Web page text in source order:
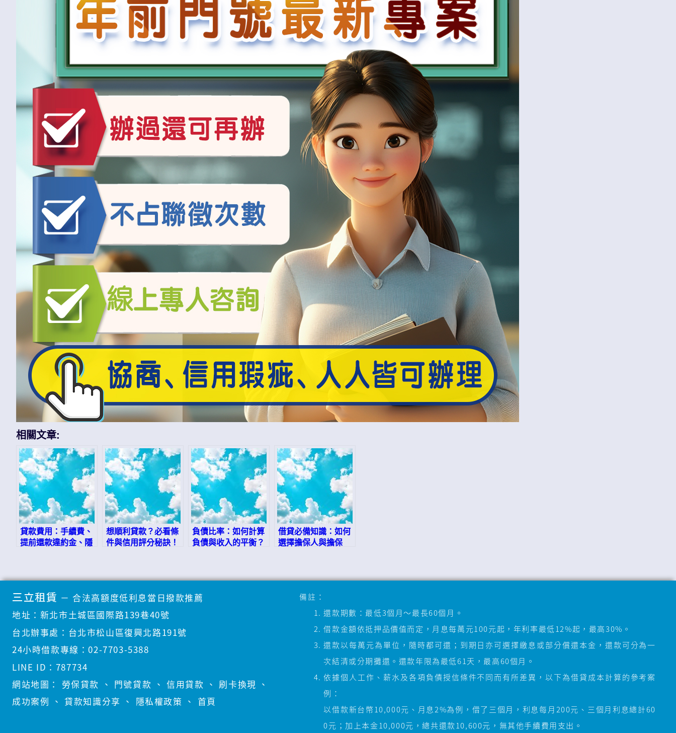
相關文章:
貸款費用：手續費、
提前還款違約金、隱
想順利貸款？必看條
件與信用評分秘訣！
負債比率：如何計算
負債與收入的平衡？
借貸必備知識：如何
選擇擔保人與擔保
三立租賃 － 合法高額度低利息當日撥款推薦
地址： 新北市土城區國際路139巷40號
台北辦事處： 台北市松山區復興北路191號
24小時借款專線：02-7703-5388
LINE ID： 787734
網站地圖：
勞保貸款 、 門號貸款 、 信用貸款 、 刷卡換現 、
成功案例 、 貸款知識分享 、 隱私權政策 、 首頁
備註：
還款期數：最低3個月～最長60個月。
借款金額依抵押品價值而定，月息每萬元100元起，年利率最低12%起，最高30%。
還款以每萬元為單位，隨時都可還；到期日亦可選擇繳息或部分償還本金，還款可分為一
次結清或分期攤還。還款年限為最低61天，最高60個月。
依據個人工作、薪水及各項負債授信條件不同而有所差異，以下為借貸成本計算的參考案
例：
以借款新台幣10,000元、月息2%為例，借了三個月，利息每月200元、三個月利息總計60
0元；加上本金10,000元，總共還款10,600元，無其他手續費用支出。